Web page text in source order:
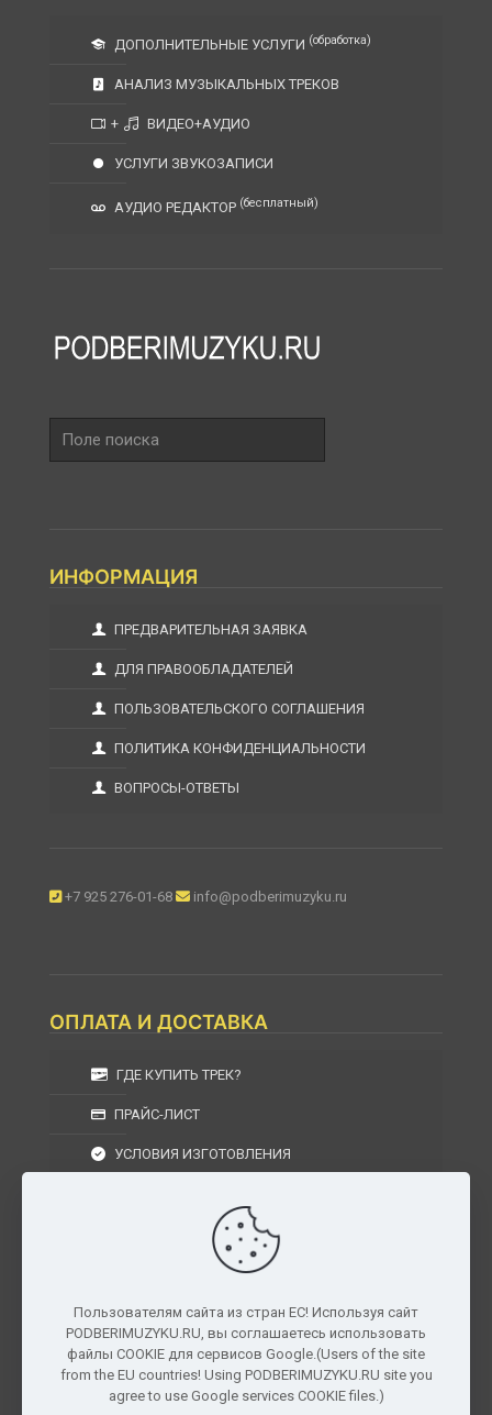
ДОПОЛНИТЕЛЬНЫЕ УСЛУГИ (обработка)
АНАЛИЗ МУЗЫКАЛЬНЫХ ТРЕКОВ
+ ВИДЕО+АУДИО
УСЛУГИ ЗВУКОЗАПИСИ
АУДИО РЕДАКТОР (бесплатный)
поиска
ИНФОРМАЦИЯ
ПРЕДВАРИТЕЛЬНАЯ ЗАЯВКА
ДЛЯ ПРАВООБЛАДАТЕЛЕЙ
ПОЛЬЗОВАТЕЛЬСКОГО СОГЛАШЕНИЯ
ПОЛИТИКА КОНФИДЕНЦИАЛЬНОСТИ
ВОПРОСЫ-ОТВЕТЫ
+7 925 276-01-68 info@podberimuzyku.ru
ОПЛАТА И ДОСТАВКА
ГДЕ КУПИТЬ ТРЕК?
ПРАЙС-ЛИСТ
УСЛОВИЯ ИЗГОТОВЛЕНИЯ
УСЛОВИЯ ВОЗВРАТА
г. Москва, Московская область, Центральный
федеральный округ, РФ, Россия
Пользователям сайта из стран ЕС! Используя сайт
PODBERIMUZYKU.RU, вы соглашаетесь использовать
файлы COOKIE для сервисов Google.(Users of the site
from the EU countries! Using PODBERIMUZYKU.RU site you
agree to use Google services COOKIE files.)